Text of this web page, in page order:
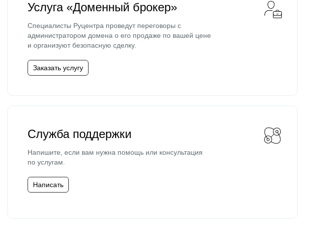
Услуга «Доменный брокер»
Специалисты Руцентра проведут переговоры с
администратором домена о его продаже по вашей цене
и организуют безопасную сделку.
Заказать услугу
Служба поддержки
Напишите, если вам нужна помощь или консультация
по услугам.
Написать